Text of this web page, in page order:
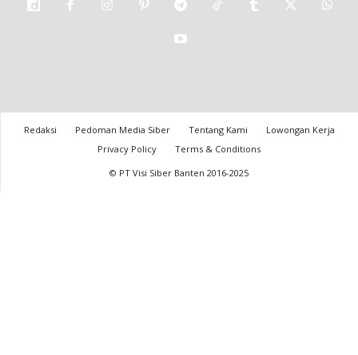
Redaksi Pedoman Media Siber Tentang Kami
Lowongan Kerja
Privacy Policy
Terms & Conditions
© PT Visi Siber Banten 2016-2025